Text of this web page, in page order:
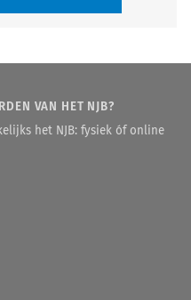
VAN HET NJB?
het NJB: fysiek óf online